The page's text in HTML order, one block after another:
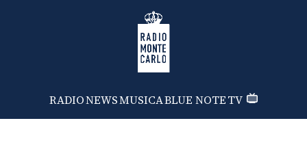
Radio Monte Carlo
RADIONEWSMUSICABLUE NOTETV